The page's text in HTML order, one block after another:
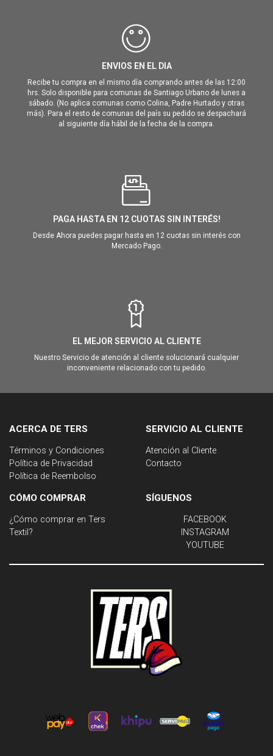
ENVIOS EN EL DIA
Recibe tu compra en el mismo día comprando antes de las 12:00
hrs. Solo disponible para comunas de Santiago Urbano de lunes a
sábado. (No aplica comunas como Colina, Padre Hurtado y otras
más). Para el resto de comunas del país su pedido se despachará
al siguiente día hábil de la fecha de la compra.
PAGA HASTA EN 12 CUOTAS SIN INTERÉS!
Desde Ahora puedes pagar hasta en 12 cuotas sin interés con
Mercado Pago.
EL MEJOR SERVICIO AL CLIENTE
Nuestro Servicio de atención al cliente solucionará cualquier
inconveniente relacionado con tu pedido.
ACERCA DE TERS
Términos y Condiciones
Política de Privacidad
Política de Reembolso
SERVICIO AL CLIENTE
Atención al Cliente
Contacto
CÓMO COMPRAR
¿Cómo comprar en Ters
Textil?
SÍGUENOS
FACEBOOK
INSTAGRAM
YOUTUBE